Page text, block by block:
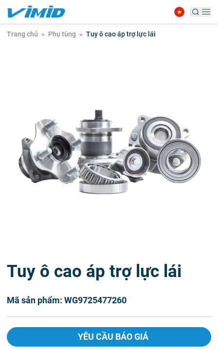
Trang chủ » Phụ tùng » Tuy ô cao áp trợ lực lái
Tuy ô cao áp trợ lực lái
Mã sản phẩm: WG9725477260
YÊU CẦU BÁO GIÁ